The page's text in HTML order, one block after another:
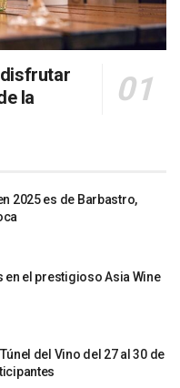
disfrutar
la
2025 es de Barbastro,
el prestigioso Asia Wine
del Vino del 27 al 30 de